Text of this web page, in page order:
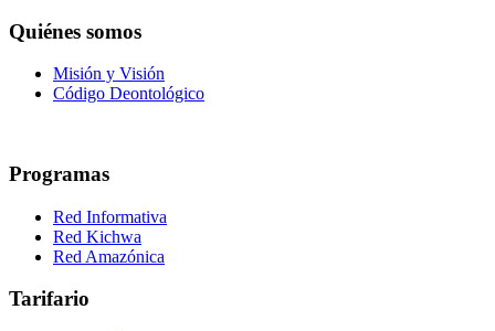
Quiénes somos
Misión y Visión
Código Deontológico
Programas
Red Informativa
Red Kichwa
Red Amazónica
Tarifario